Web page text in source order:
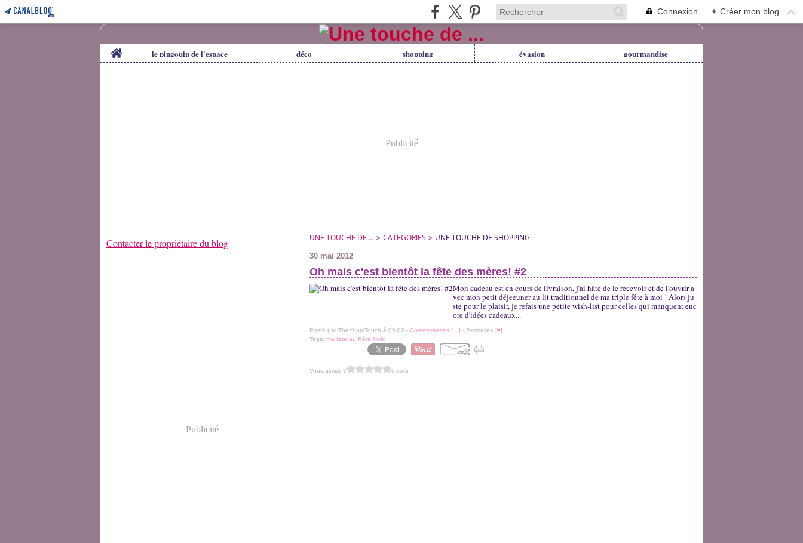
Connexion + Créer mon blog
Home le pingouin de l'espace déco shopping évasion gourmandise
Publicité
Contacter le propriétaire du blog
Publicité
UNE TOUCHE DE ... > CATEGORIES > UNE TOUCHE DE SHOPPING
30 mai 2012
Oh mais c'est bientôt la fête des mères! #2
Mon cadeau est en cours de livraison, j'ai hâte de le recevoir et de l'ouvrir a
vec mon petit déjeeuner au lit traditionnel de ma triple fête à moi ! Alors ju
ste pour le plaisir, je refais une petite wish-list pour celles qui manquent enc
ore d'idées cadeaux...
Posté par TheYoupiTouch à 06:02 - Commentaires [ ] - Permalien [#]
Tags: ma liste au Père Noël
Vous aimez ? 0 vote